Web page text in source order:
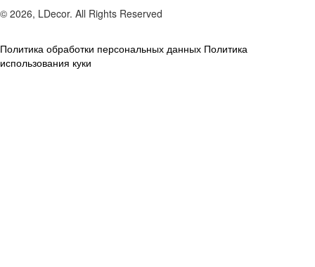
© 2026, LDecor. All Rights Reserved
Политика обработки персональных данных Политика
использования куки